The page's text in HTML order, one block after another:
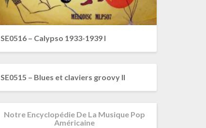
SE0516 – Calypso 1933-1939 I
SE0515 – Blues et claviers groovy II
Notre Encyclopédie De La Musique Pop
Américaine